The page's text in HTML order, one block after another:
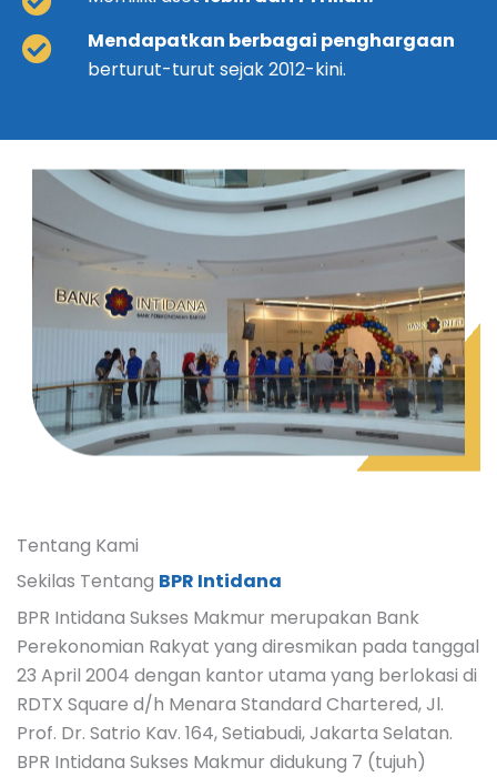
Mendapatkan berbagai penghargaan
berturut-turut sejak 2012-kini.
Tentang Kami
Sekilas Tentang BPR Intidana
BPR Intidana Sukses Makmur merupakan Bank
Perekonomian Rakyat yang diresmikan pada tanggal
23 April 2004 dengan kantor utama yang berlokasi di
RDTX Square d/h Menara Standard Chartered, Jl.
Prof. Dr. Satrio Kav. 164, Setiabudi, Jakarta Selatan.
BPR Intidana Sukses Makmur didukung 7 (tujuh)